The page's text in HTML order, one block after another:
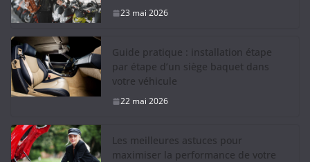
23 mai 2026
Guide pratique : installation étape
par étape d’un siège baquet dans
votre véhicule
22 mai 2026
Les meilleures astuces pour
maximiser la performance de votre